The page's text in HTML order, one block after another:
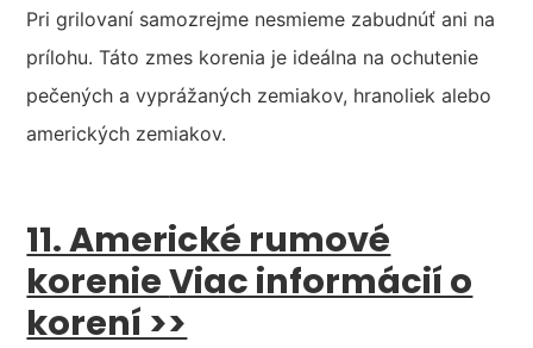
Pri grilovaní samozrejme nesmieme zabudnúť ani na
prílohu. Táto zmes korenia je ideálna na ochutenie
pečených a vyprážaných zemiakov, hranoliek alebo
amerických zemiakov.
11. Americké rumové
korenieViac informácií o
korení >>